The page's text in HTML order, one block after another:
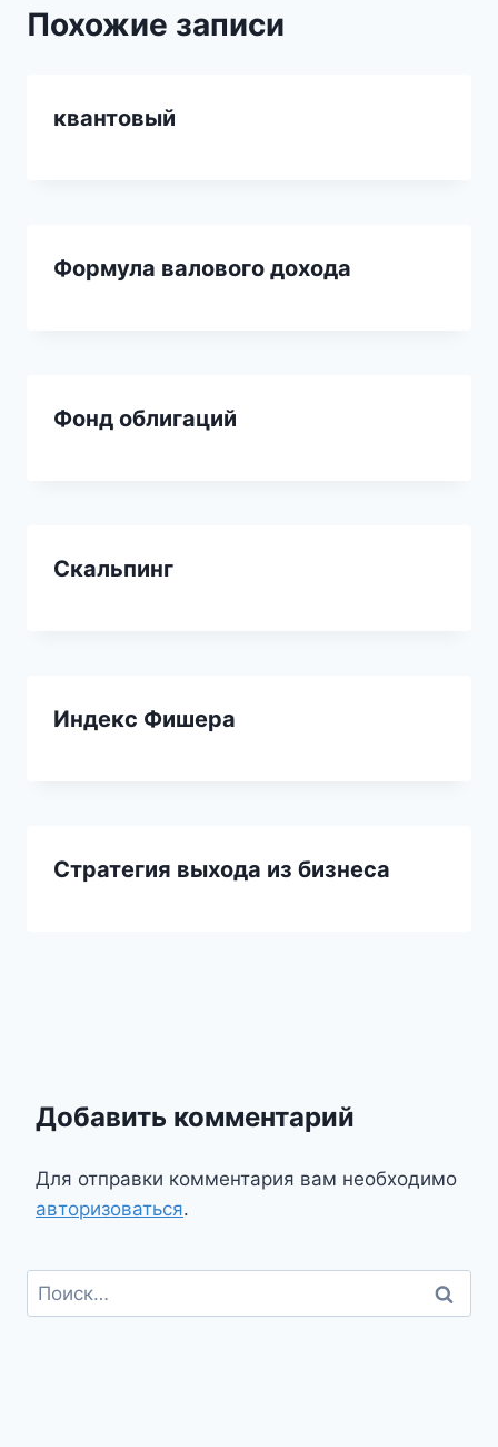
Похожие записи
квантовый
Формула валового дохода
Фонд облигаций
Скальпинг
Индекс Фишера
Стратегия выхода из бизнеса
Добавить комментарий
Для отправки комментария вам необходимо
авторизоваться.
Найти: